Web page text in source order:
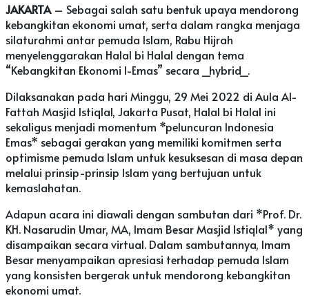
JAKARTA– Sebagai salah satu bentuk upaya mendorong
kebangkitan ekonomi umat, serta dalam rangka menjaga
silaturahmi antar pemuda Islam, Rabu Hijrah
menyelenggarakan Halal bi Halal dengan tema
“Kebangkitan Ekonomi I-Emas” secara _hybrid_.
Dilaksanakan pada hari Minggu, 29 Mei 2022 di Aula Al-
Fattah Masjid Istiqlal, Jakarta Pusat, Halal bi Halal ini
sekaligus menjadi momentum *peluncuran Indonesia
Emas* sebagai gerakan yang memiliki komitmen serta
optimisme pemuda Islam untuk kesuksesan di masa depan
melalui prinsip-prinsip Islam yang bertujuan untuk
kemaslahatan.
Adapun acara ini diawali dengan sambutan dari *Prof. Dr.
KH. Nasarudin Umar, MA, Imam Besar Masjid Istiqlal* yang
disampaikan secara virtual. Dalam sambutannya, Imam
Besar menyampaikan apresiasi terhadap pemuda Islam
yang konsisten bergerak untuk mendorong kebangkitan
ekonomi umat.